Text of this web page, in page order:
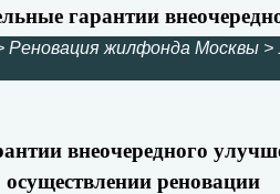
гарантии
Реновация жилфонда Москвы >
внеочередного
осуществлении реновации